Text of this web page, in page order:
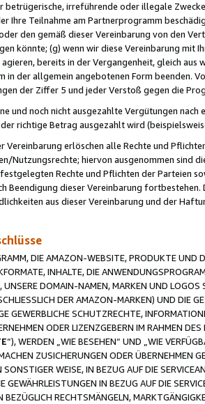
irreführende oder illegale
Ihre Teilnahme am Partnerprogramm
den gemäß dieser Vereinbarung von den
könnte; (g) wenn wir diese Vereinbarung mit
agieren, bereits in der Vergangenheit, gleich
in der allgemein angebotenen Form beenden.
der Ziffer 5 und jeder Verstoß gegen die
und noch nicht ausgezahlte Vergütungen
richtige Betrag ausgezahlt wird
Vereinbarung erlöschen alle Rechte und
Nutzungsrechte; hiervon ausgenommen sind
Rechte und Pflichten der Parteien
Beendigung dieser Vereinbarung
aus dieser Vereinbarung und der
DIE AMAZON-WEBSITE, PRODUKTE UND
INHALTE, DIE
DOMAIN-NAMEN, MARKEN UND
DER AMAZON-MARKEN) UND DIE
GEWERBLICHE SCHUTZRECHTE,
ODER LIZENZGEBERN IM RAHMEN
“), WERDEN „WIE BESEHEN“ UND „WIE
ZUSICHERUNGEN ODER ÜBERNEHMEN
SONSTIGER WEISE, IN BEZUG AUF DIE
GEWÄHRLEISTUNGEN IN BEZUG AUF DIE
BEZÜGLICH RECHTSMÄNGELN,